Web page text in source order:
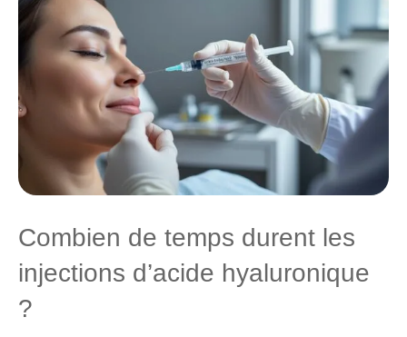
Combien de temps durent les
injections d’acide hyaluronique
?